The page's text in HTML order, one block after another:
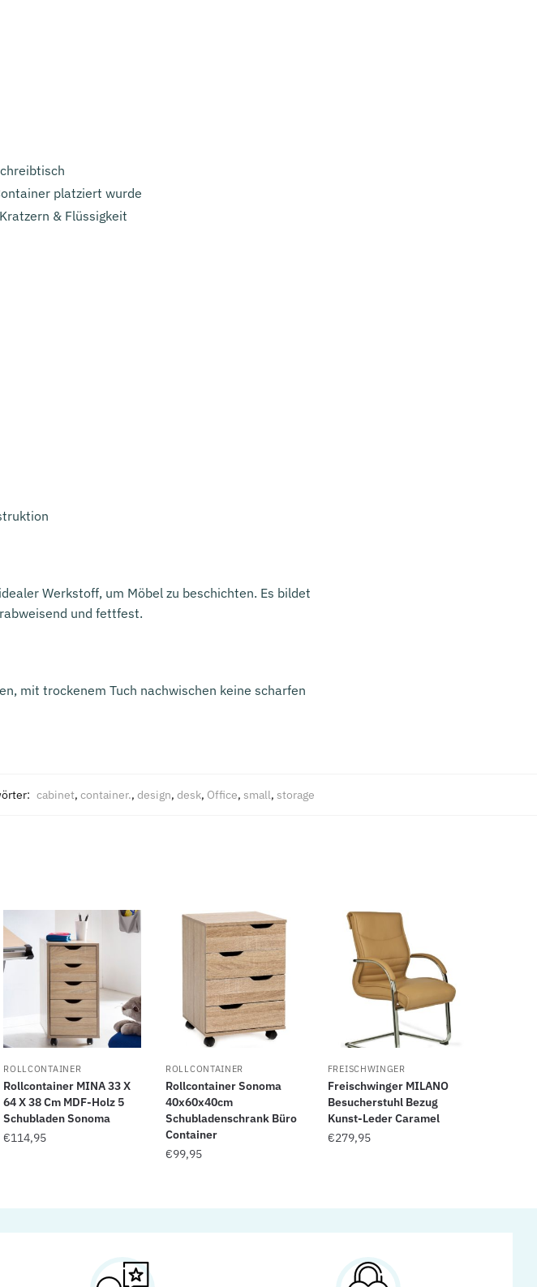
platziert wurde
& Flüssigkeit
Werkstoff, um Möbel zu beschichten. Es bildet
und fettfest.
mit trockenem Tuch nachwischen keine scharfen
cabinet, container., design, desk, Office, small, storage
ROLLCONTAINER
Rollcontainer MINA 33 X
64 X 38 Cm MDF-Holz 5
Schubladen Sonoma
€114,95
ROLLCONTAINER
Rollcontainer Sonoma
40x60x40cm
Schubladenschrank Büro
Container
€99,95
FREISCHWINGER
Freischwinger MILANO
Besucherstuhl Bezug
Kunst-Leder Caramel
€279,95